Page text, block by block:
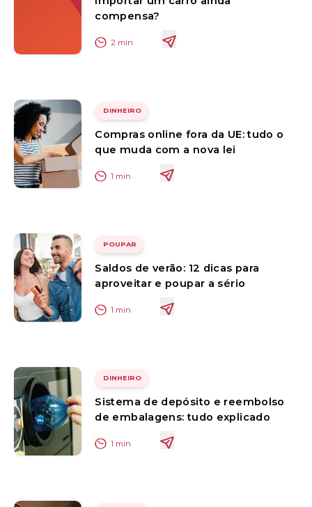
compensa?
2 min
DINHEIRO
Compras online fora da UE: tudo o
que muda com a nova lei
1 min
POUPAR
Saldos de verão: 12 dicas para
aproveitar e poupar a sério
1 min
DINHEIRO
Sistema de depósito e reembolso
de embalagens: tudo explicado
1 min